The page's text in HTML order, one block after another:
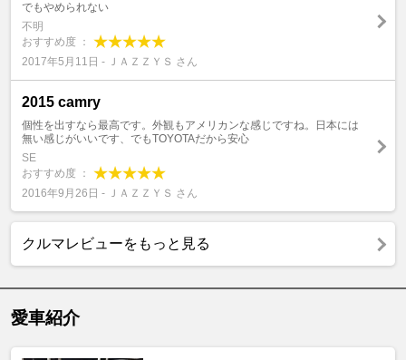
でもやめられない
不明
おすすめ度 ：
2017年5月11日 - ＪＡＺＺＹＳ さん
2015 camry
個性を出すなら最高です。外観もアメリカンな感じですね。日本には
無い感じがいいです、でもTOYOTAだから安心
SE
おすすめ度 ：
2016年9月26日 - ＪＡＺＺＹＳ さん
クルマレビューをもっと見る
愛車紹介